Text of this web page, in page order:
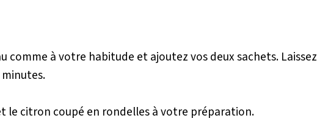
comme à votre habitude et ajoutez vos deux sachets. Laissez
le citron coupé en rondelles à votre préparation.